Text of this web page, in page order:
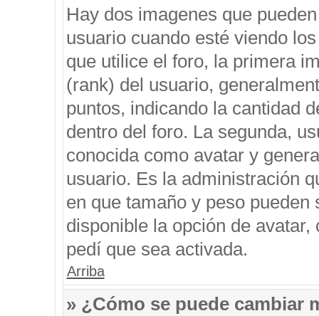
Hay dos imagenes que
usuario cuando esté viendo
que utilice el foro, la primera
(rank) del usuario,
puntos, indicando la cantidad
dentro del foro. La segunda,
conocida como avatar y
usuario. Es la administración
en que tamaño y peso
disponible la opción de
pedí que sea activada.
Arriba
» ¿Cómo se puede cambiar